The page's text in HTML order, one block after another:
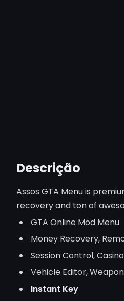
Descrição
Assos GTA Menu is
recovery and ton of
GTA Online Mod Menu
Money Recovery,
Session Control,
Vehicle Editor,
Instant Key